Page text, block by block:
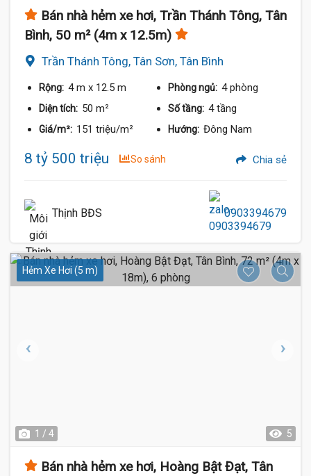
Bán nhà hẻm xe hơi, Trần Thánh Tông, Tân
Bình, 50 m² (4m x 12.5m)
Trần Thánh Tông, Tân Sơn, Tân Bình
Rộng: 4 m x 12.5 m Phòng ngủ: 4 phòng
Diện tích: 50 m² Số tầng: 4 tầng
Giá/m²: 151 triệu/m² Hướng: Đông Nam
8 tỷ 500 triệu So sánh Chia sẻ
Thịnh BĐS 0903394679
Hẻm Xe Hơi (5 m)
1 / 4 5
Bán nhà hẻm xe hơi, Hoàng Bật Đạt, Tân